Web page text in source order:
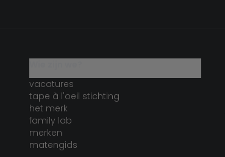
vacatures
tape à l'oeil stichting
het merk
family lab
merken
matengids